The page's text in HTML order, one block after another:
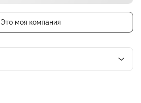
Это моя компания